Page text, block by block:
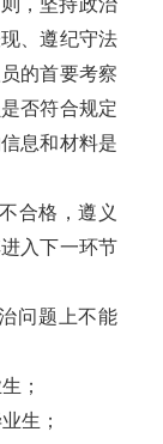
，坚持政治
、遵纪守法
的首要考察
否符合规定
息和材料是
合格，遵义
入下一环节
问题上不能
；
生；